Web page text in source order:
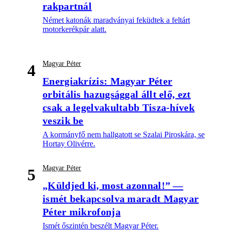
rakpartnál
Német katonák maradványai feküdtek a feltárt
motorkerékpár alatt.
4 Magyar Péter
Energiakrízis: Magyar Péter
orbitális hazugsággal állt elő, ezt
csak a legelvakultabb Tisza-hívek
veszik be
A kormányfő nem hallgatott se Szalai Piroskára, se
Hortay Olivérre.
5 Magyar Péter
„Küldjed ki, most azonnal!” —
ismét bekapcsolva maradt Magyar
Péter mikrofonja
Ismét őszintén beszélt Magyar Péter.